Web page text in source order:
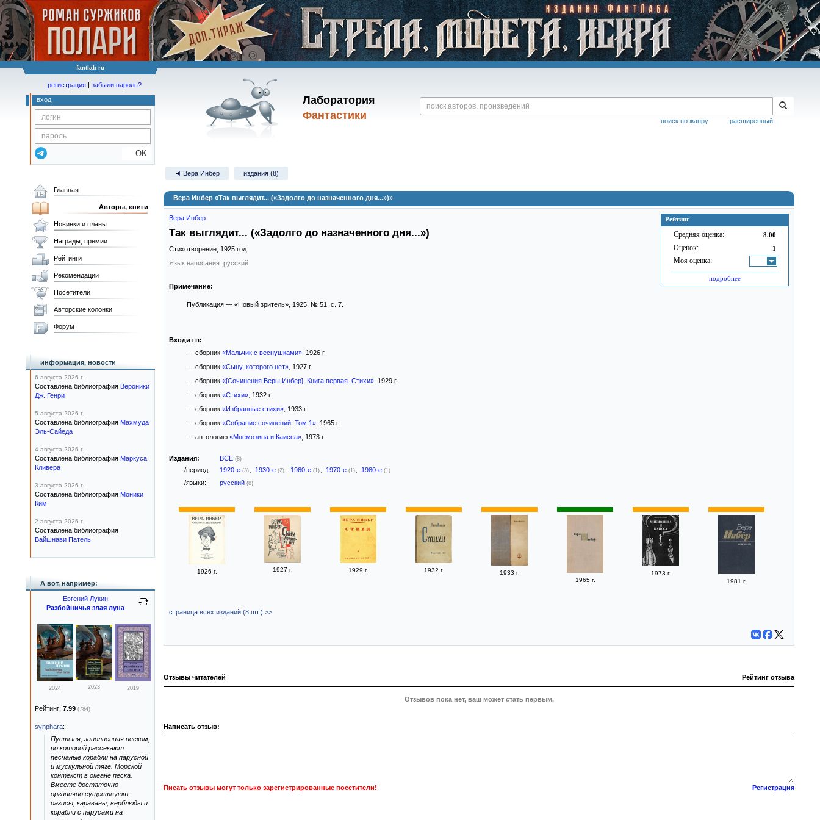
fantlab ru
Лаборатория
Фантастики
расширенный
поиск по жанру
регистрация | забыли пароль?
вход
OK
◄ Вера Инбер издания (8)
Вера Инбер «Так выглядит... («Задолго до назначенного дня...»)»
Рейтинг
Средняя оценка: 8.00
Оценок: 1
Моя оценка: -
подробнее
Вера Инбер
Так выглядит... («Задолго до назначенного дня...»)
Стихотворение, 1925 год
Язык написания: русский
Примечание:
Публикация — «Новый зритель», 1925, № 51, с. 7.
Входит в:
— сборник «Мальчик с веснушками», 1926 г.
— сборник «Сыну, которого нет», 1927 г.
— сборник «[Сочинения Веры Инбер]. Книга первая. Стихи», 1929 г.
— сборник «Стихи», 1932 г.
— сборник «Избранные стихи», 1933 г.
— сборник «Собрание сочинений. Том 1», 1965 г.
— антологию «Мнемозина и Каисса», 1973 г.
Издания: ВСЕ (8)
/период: 1920-е (3) 1930-е (2) 1960-е (1) 1970-е (1) 1980-е (1)
/языки: русский (8)
1926 г. 1927 г. 1929 г. 1932 г.
1933 г.
1965 г.
1973 г.
1981 г.
страница всех изданий (8 шт.) >>
Отзывы читателей Рейтинг отзыва
Отзывов пока нет, ваш может стать первым.
Написать отзыв:
Писать отзывы могут только зарегистрированные посетители! Регистрация
Главная
Авторы, книги
Новинки и планы
Награды, премии
Рейтинги
Рекомендации
Посетители
Авторские колонки
Форум
информация, новости
6 августа 2026 г.
Составлена библиография Вероники
Дж. Генри
5 августа 2026 г.
Составлена библиография Махмуда
Эль-Сайеда
4 августа 2026 г.
Составлена библиография Маркуса
Кливера
3 августа 2026 г.
Составлена библиография Моники
Ким
2 августа 2026 г.
Составлена библиография
Вайшнави Патель
А вот, например:
Евгений Лукин
Разбойничья злая луна
2024 2023 2019
Рейтинг: 7.99 (784)
synphara:
Пустыня, заполненная песком,
по которой рассекают
песчаные корабли на парусной
и мускульной тяге. Морской
контекст в океане песка.
Вместе достаточно
органично существуют
оазисы, караваны, верблюды и
корабли с парусами на